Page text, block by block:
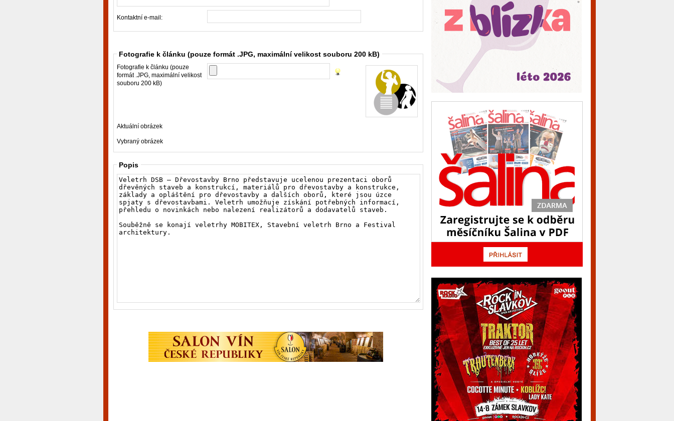
Kontaktní e-mail:
Fotografie k článku (pouze formát .JPG, maximální velikost souboru 200 kB)
Fotografie k článku (pouze
formát .JPG, maximální velikost
souboru 200 kB)
Aktuální obrázek
Vybraný obrázek
Popis